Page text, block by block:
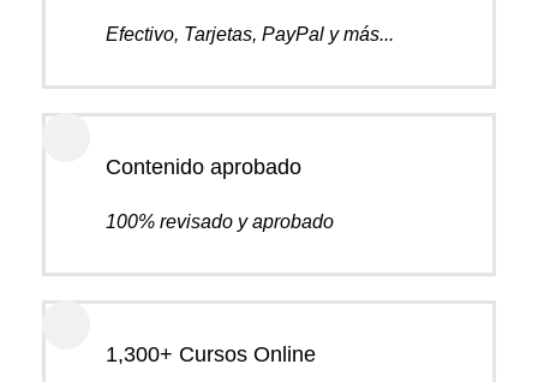
Efectivo, Tarjetas, PayPal y más...
Contenido aprobado
100% revisado y aprobado
1,300+ Cursos Online